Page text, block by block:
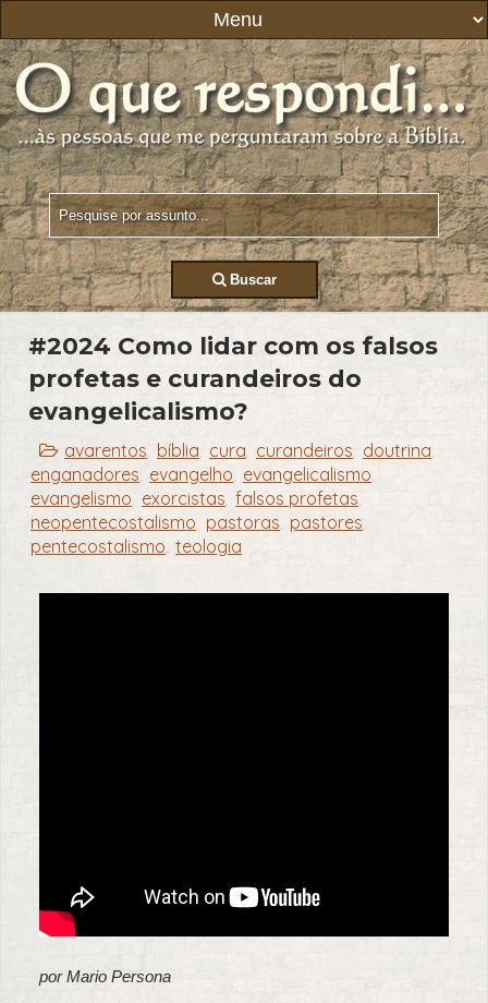
Buscar
#2024 Como lidar com os falsos
profetas e curandeiros do
evangelicalismo?
avarentos, bíblia, cura, curandeiros, doutrina,
enganadores, evangelho, evangelicalismo,
evangelismo, exorcistas, falsos profetas,
neopentecostalismo, pastoras, pastores,
pentecostalismo, teologia
por Mario Persona